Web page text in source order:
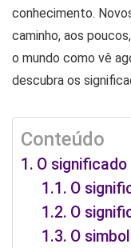
conhecimento.
caminho, aos
o mundo como vê
descubra os
Conteúdo
O
O
O
O